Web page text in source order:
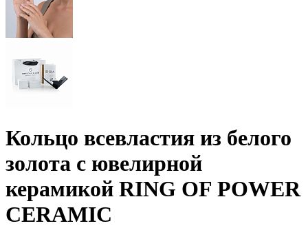
Кольцо всевластия из белого
золота с ювелирной
керамикой RING OF POWER
CERAMIC